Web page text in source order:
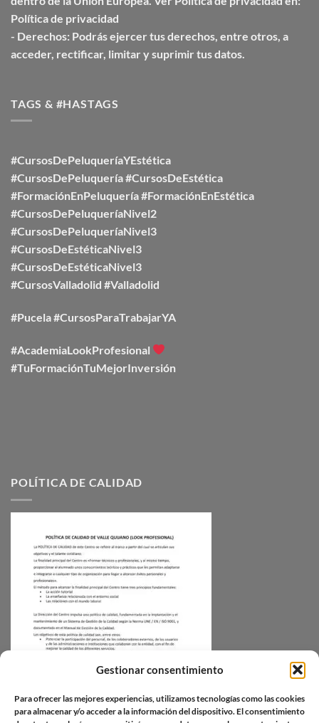
Gestionar consentimiento
Para ofrecer las mejores experiencias, utilizamos tecnologías como las cookies
para almacenar y/o acceder a la información del dispositivo. El consentimiento
Política de privacidad
- Derechos: Podrás ejercer tus derechos, entre otros, a
acceder, rectificar, limitar y suprimir tus datos.
TAGS & #HASTAGS
#CursosDePeluqueríaYEstética
#CursosDePeluquería#CursosDeEstética
#FormaciónEnPeluquería#FormaciónEnEstética
#CursosDePeluqueríaNivel2
#CursosDePeluqueríaNivel3
#CursosDeEstéticaNivel3
#CursosDeEstéticaNivel3
#CursosValladolid #Valladolid
#Pucela #CursosParaTrabajarYA
#AcademiaLookProfesional
#TuFormaciónTuMejorInversión
POLÍTICA DE CALIDAD